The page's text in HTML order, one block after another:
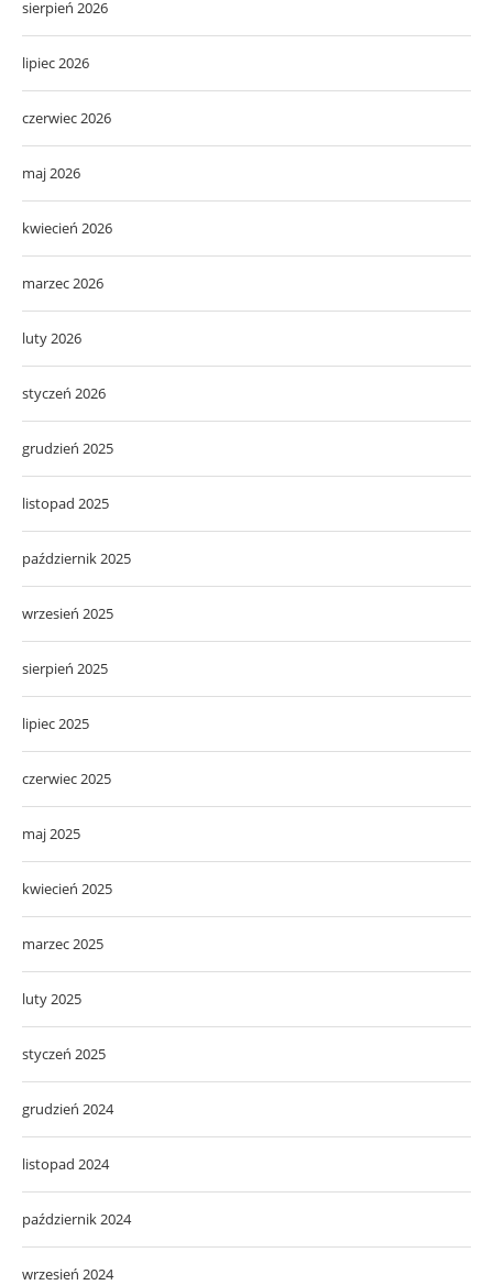
sierpień 2026
lipiec 2026
czerwiec 2026
maj 2026
kwiecień 2026
marzec 2026
luty 2026
styczeń 2026
grudzień 2025
listopad 2025
październik 2025
wrzesień 2025
sierpień 2025
lipiec 2025
czerwiec 2025
maj 2025
kwiecień 2025
marzec 2025
luty 2025
styczeń 2025
grudzień 2024
listopad 2024
październik 2024
wrzesień 2024